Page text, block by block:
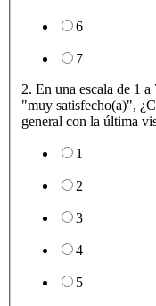
6
7
2. En una escala de 1
"muy satisfecho(a)",
general con la última
1
2
3
4
5